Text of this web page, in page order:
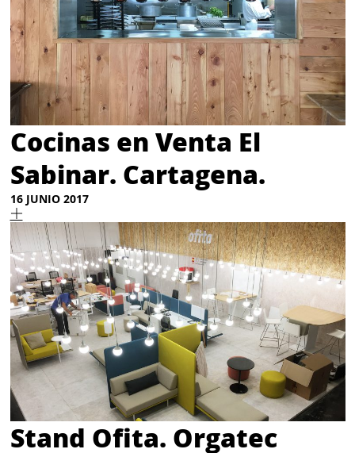
Cocinas en Venta El
Sabinar. Cartagena.
16 JUNIO 2017
Stand Ofita. Orgatec